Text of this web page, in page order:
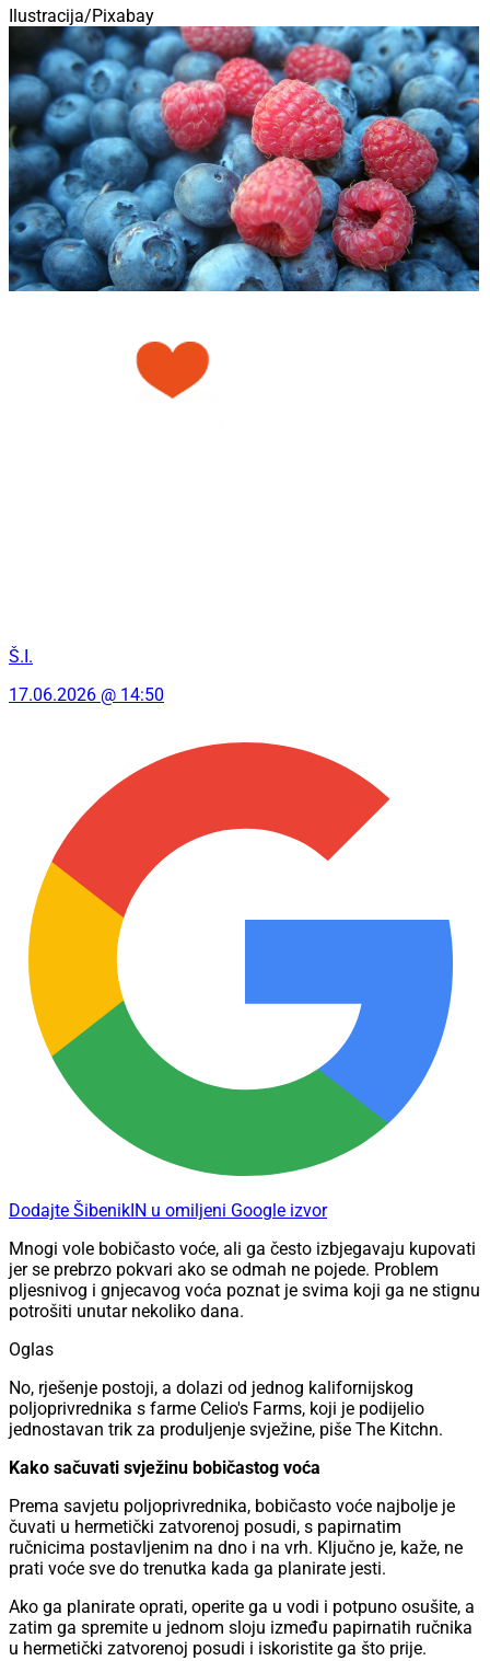
Ilustracija/Pixabay
Š.I.
17.06.2026 @ 14:50
Dodajte ŠibenikIN u omiljeni Google izvor
Mnogi vole bobičasto voće, ali ga često izbjegavaju kupovati
jer se prebrzo pokvari ako se odmah ne pojede. Problem
pljesnivog i gnjecavog voća poznat je svima koji ga ne stignu
potrošiti unutar nekoliko dana.
Oglas
No, rješenje postoji, a dolazi od jednog kalifornijskog
poljoprivrednika s farme Celio's Farms, koji je podijelio
jednostavan trik za produljenje svježine, piše The Kitchn.
Kako sačuvati svježinu bobičastog voća
Prema savjetu poljoprivrednika, bobičasto voće najbolje je
čuvati u hermetički zatvorenoj posudi, s papirnatim
ručnicima postavljenim na dno i na vrh. Ključno je, kaže, ne
prati voće sve do trenutka kada ga planirate jesti.
Ako ga planirate oprati, operite ga u vodi i potpuno osušite, a
zatim ga spremite u jednom sloju između papirnatih ručnika
u hermetički zatvorenoj posudi i iskoristite ga što prije.